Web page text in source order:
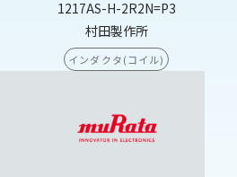
1217AS-H-2R2N=P3
村田製作所
インダクタ(コイル)